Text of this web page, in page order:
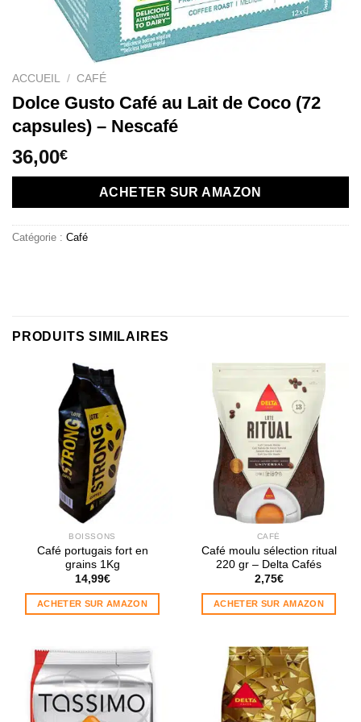
ACCUEIL / CAFÉ
Dolce Gusto Café au Lait de Coco (72
capsules) – Nescafé
36,00€
ACHETER SUR AMAZON
Catégorie : Café
PRODUITS SIMILAIRES
BOISSONS
Café portugais fort en
grains 1Kg
14,99€
ACHETER SUR AMAZON
CAFÉ
Café moulu sélection ritual
220 gr – Delta Cafés
2,75€
ACHETER SUR AMAZON